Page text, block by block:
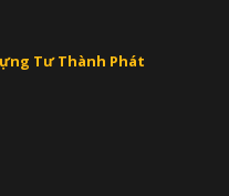
Tư Thành Phát